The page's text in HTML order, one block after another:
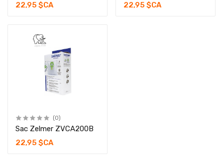
22,95 $CA
22,95 $CA
(0)
Sac Zelmer ZVCA200B
22,95 $CA